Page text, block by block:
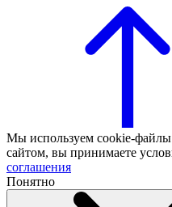
Мы используем cookie-
сайтом, вы принимаете
соглашения
Понятно